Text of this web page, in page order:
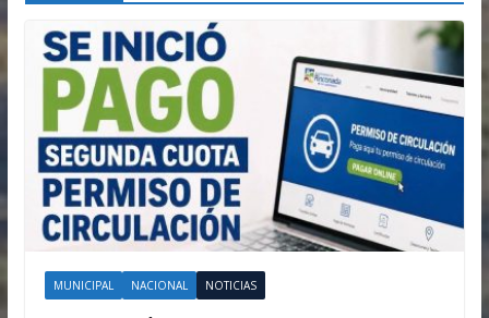
MUNICIPAL NACIONAL NOTICIAS